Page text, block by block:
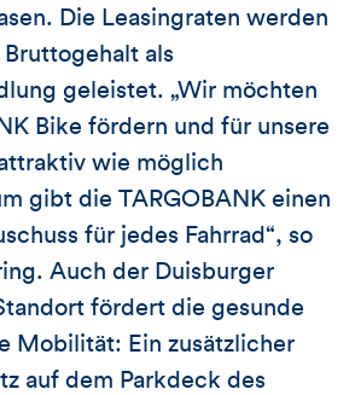
Die Leasingraten werden
als
geleistet. „Wir möchten
Bike fördern und für unsere
wie möglich
gibt die TARGOBANK einen
für jedes Fahrrad“, so
Auch der Duisburger
fördert die gesunde
Mobilität: Ein zusätzlicher
auf dem Parkdeck des